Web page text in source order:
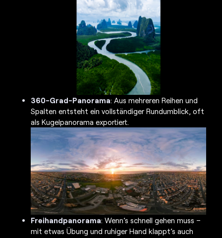
360-Grad-Panorama: Aus mehreren Reihen und
Spalten entsteht ein vollständiger Rundumblick, oft
als Kugelpanorama exportiert.
Freihandpanorama: Wenn’s schnell gehen muss –
mit etwas Übung und ruhiger Hand klappt’s auch